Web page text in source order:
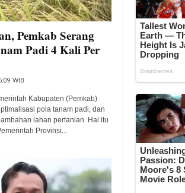
Pemkab Serang
Padi 4 Kali Per
WIB
Kabupaten (Pemkab)
pola tanam padi, dan
lahan pertanian. Hal itu
Provinsi...